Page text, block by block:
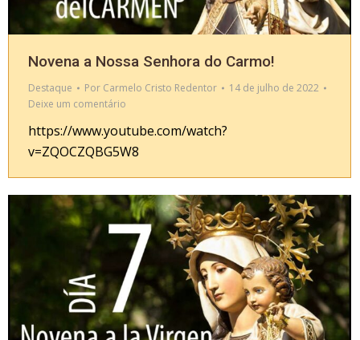
Novena a Nossa Senhora do Carmo!
Destaque Por Carmelo Cristo Redentor
14 de julho de 2022
Deixe um comentário
https://www.youtube.com/watch?
v=ZQOCZQBG5W8